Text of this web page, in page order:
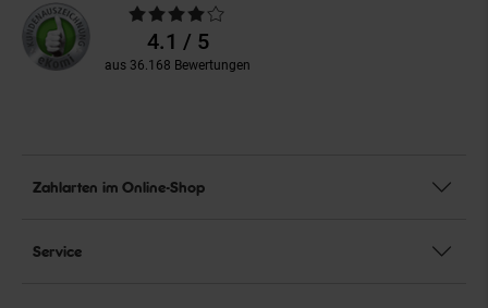
Durchschnittliche
Bewertungen4.1 / 5
aus 36.168 Bewertungen
Zahlarten im Online-Shop
Service